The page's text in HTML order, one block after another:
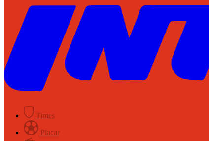
Times
Placar